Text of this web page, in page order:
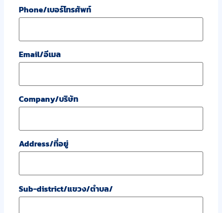
Phone/เบอร์โทรศัพท์
Email/อีเมล
Company/บริษัท
Address/ที่อยู่
Sub-district/แขวง/ตำบล/